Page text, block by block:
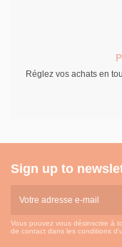
Réglez vos achats en
Sign up to
Vous pouvez vous désinscrire à
de contact dans les conditions